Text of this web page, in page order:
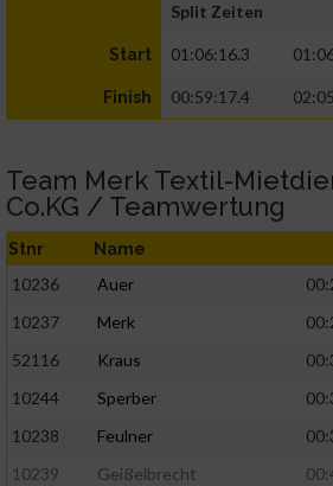
Split Zeiten
Start 01:06:16.3
Finish 00:59:17.4
Team Merk Textil-
Co.KG / Teamwertung
Stnr Name
10236 Auer
10237
Merk
52116
Kraus
10244
Sperber
10238
Feulner
10239
Geißelbrecht